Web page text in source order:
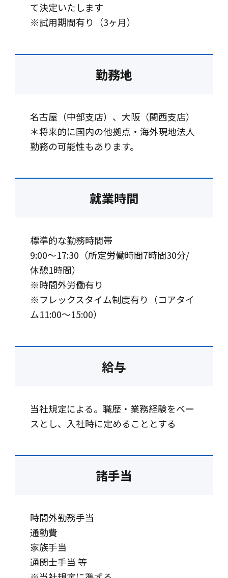
て決定いたします
※試用期間有り（3ヶ月）
勤務地
名古屋（中部支店）、大阪（関西支店）
＊将来的に国内の他拠点・海外現地法人
勤務の可能性もあります。
就業時間
標準的な勤務時間帯
9:00～17:30（所定労働時間7時間30分/
休憩1時間）
※時間外労働有り
※フレックスタイム制度有り（コアタイ
ム11:00～15:00）
給与
当社規定による。職歴・業務経験をベー
スとし、入社時に定めることとする
諸手当
時間外勤務手当
通勤費
家族手当
通関士手当 等